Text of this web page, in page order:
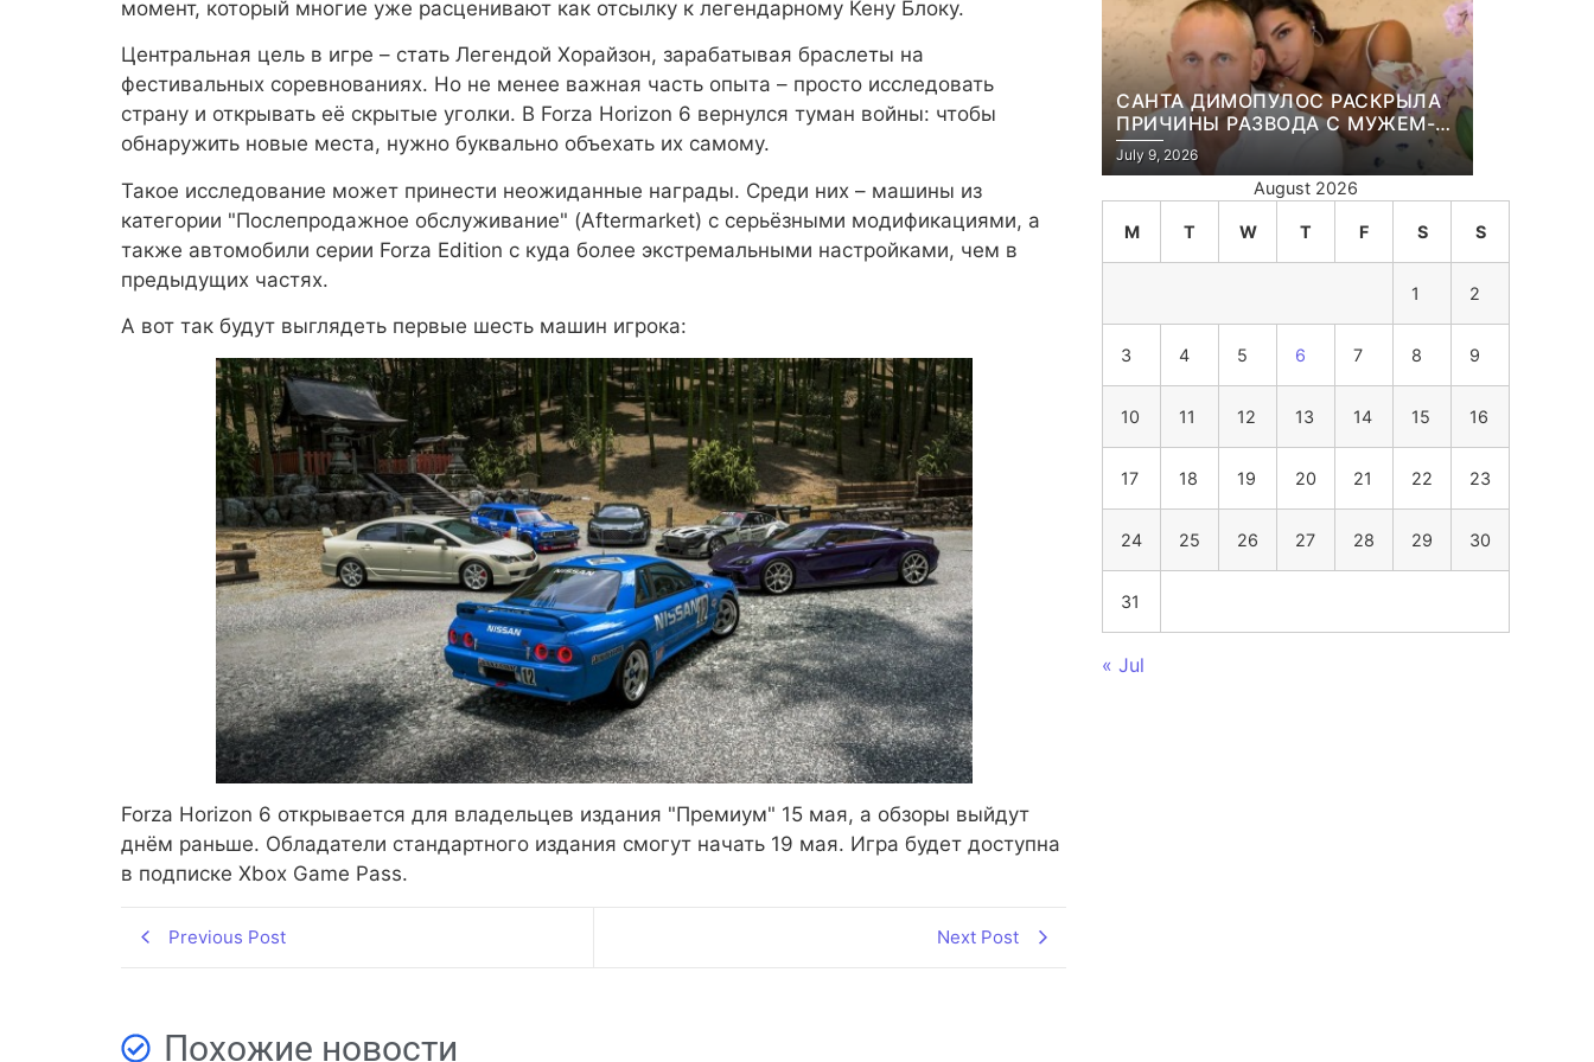
момент, который многие уже расценивают как отсылку к легендарному Кену Блоку.
Центральная цель в игре – стать Легендой Хорайзон, зарабатывая браслеты на
фестивальных соревнованиях. Но не менее важная часть опыта – просто исследовать
страну и открывать её скрытые уголки. В Forza Horizon 6 вернулся туман войны: чтобы
обнаружить новые места, нужно буквально объехать их самому.
Такое исследование может принести неожиданные награды. Среди них – машины из
категории "Послепродажное обслуживание" (Aftermarket) с серьёзными модификациями, а
также автомобили серии Forza Edition с куда более экстремальными настройками, чем в
предыдущих частях.
А вот так будут выглядеть первые шесть машин игрока:
Forza Horizon 6 открывается для владельцев издания "Премиум" 15 мая, а обзоры выйдут
днём раньше. Обладатели стандартного издания смогут начать 19 мая. Игра будет доступна
в подписке Xbox Game Pass.
Previous Post Next Post
САНТА ДИМОПУЛОС РАСКРЫЛА
ПРИЧИНЫ РАЗВОДА С МУЖЕМ-
БИЗНЕСМЕНОМ
July 9, 2026
August 2026
M T W T F S S
1 2
3 4 5 6 7 8 9
10 11 12 13 14 15 16
17 18 19 20 21 22 23
24 25 26 27 28 29 30
31
« Jul
Похожие новости